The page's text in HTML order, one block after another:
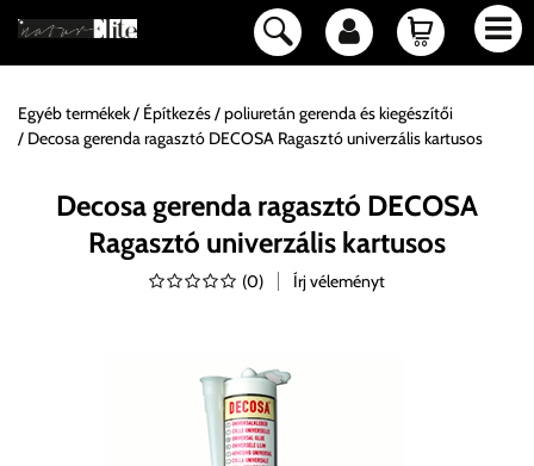
Egyéb termékek Építkezés
poliuretán gerenda és kiegészítői
Decosa gerenda ragasztó DECOSA Ragasztó univerzális kartusos
Decosa gerenda ragasztó DECOSA
Ragasztó univerzális kartusos
(0) Írj véleményt